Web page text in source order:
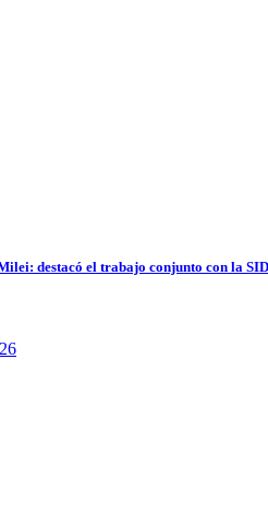
destacó el trabajo conjunto con la